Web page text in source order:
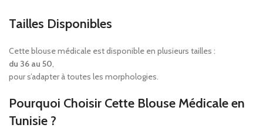
Tailles Disponibles
Cette blouse médicale est disponible en plusieurs tailles :
du 36 au 50,
pour s’adapter à toutes les morphologies.
Pourquoi Choisir Cette Blouse Médicale en
Tunisie ?